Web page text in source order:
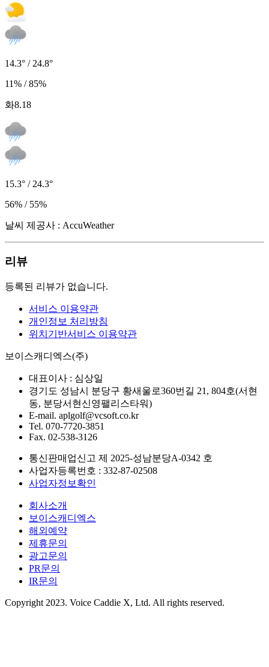
14.3° / 24.8°
11% / 85%
화8.18
15.3° / 24.3°
56% / 55%
날씨 제공사 : AccuWeather
리뷰
등록된 리뷰가 없습니다.
서비스 이용약관
개인정보 처리방침
위치기반서비스 이용약관
보이스캐디엑스(주)
대표이사 : 심상일
경기도 성남시 분당구 황새울로360번길 21, 804호(서현
동, 분당서현신영팰리스타워)
E-mail. aplgolf@vcsoft.co.kr
Tel. 070-7720-3851
Fax. 02-538-3126
통신판매업신고 제 2025-성남분당A-0342 호
사업자등록번호 : 332-87-02508
사업자정보확인
회사소개
보이스캐디엑스
해외예약
제휴문의
광고문의
PR문의
IR문의
Copyright 2023. Voice Caddie X, Ltd. All rights reserved.